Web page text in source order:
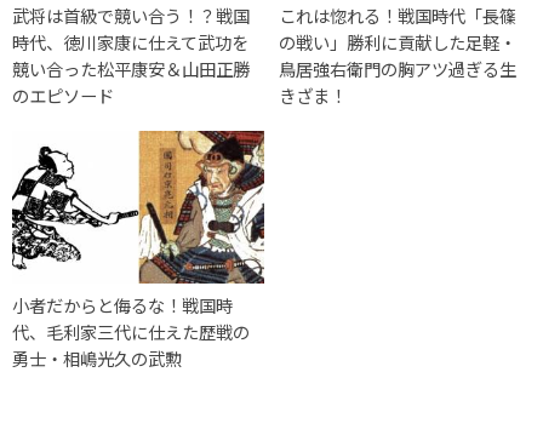
武将は首級で競い合う！？戦国
時代、徳川家康に仕えて武功を
競い合った松平康安＆山田正勝
のエピソード
これは惚れる！戦国時代「長篠
の戦い」勝利に貢献した足軽・
鳥居強右衛門の胸アツ過ぎる生
きざま！
小者だからと侮るな！戦国時
代、毛利家三代に仕えた歴戦の
勇士・相嶋光久の武勲